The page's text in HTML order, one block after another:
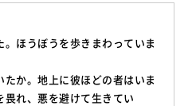
。ほうぼうを歩きまわっていま
たか。地上に彼ほどの者はいま
れ、悪を避けて生きてい